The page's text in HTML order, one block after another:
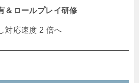
＆ロールプレイ研修
対応速度 2 倍へ